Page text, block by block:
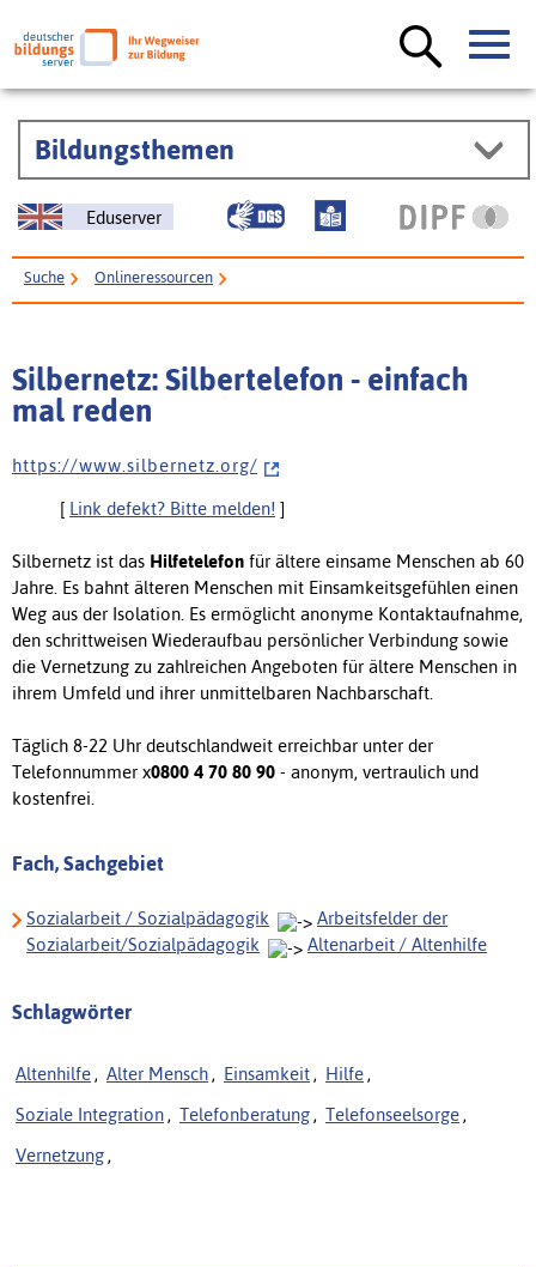
Bildungsthemen
Eduserver
Suche Onlineressourcen
Silbernetz: Silbertelefon - einfach
mal reden
h t t p s : / / w w w . s i l b e r n e t z . o r g /
[ Link defekt? Bitte melden! ]
Silbernetz ist das Hilfetelefon für ältere einsame Menschen ab 60
Jahre. Es bahnt älteren Menschen mit Einsamkeitsgefühlen einen
Weg aus der Isolation. Es ermöglicht anonyme Kontaktaufnahme,
den schrittweisen Wiederaufbau persönlicher Verbindung sowie
die Vernetzung zu zahlreichen Angeboten für ältere Menschen in
ihrem Umfeld und ihrer unmittelbaren Nachbarschaft.
Täglich 8-22 Uhr deutschlandweit erreichbar unter der
Telefonnummer x0800 4 70 80 90 - anonym, vertraulich und
kostenfrei.
Fach, Sachgebiet
Sozialarbeit / Sozialpädagogik
Arbeitsfelder der
Sozialarbeit/Sozialpädagogik
Altenarbeit / Altenhilfe
Schlagwörter
Altenhilfe , Alter Mensch , Einsamkeit , Hilfe ,
Soziale Integration , Telefonberatung , Telefonseelsorge ,
Vernetzung ,